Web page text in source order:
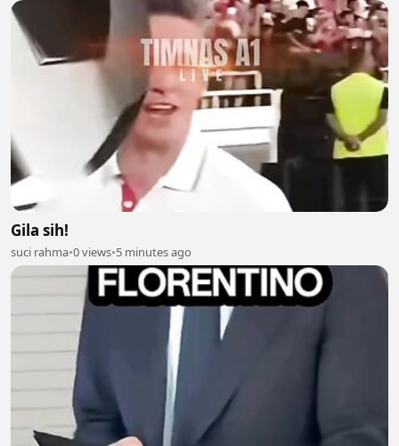
Gila sih!
suci rahma•0 views•5 minutes ago